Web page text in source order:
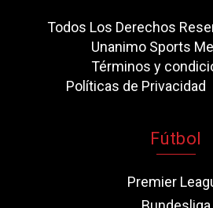
Todos Los Derechos
Unanimo Sports
Términos y
Políticas de Privacidad
Fútbol
Premier